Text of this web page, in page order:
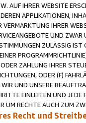
AUF IHRER WEBSITE
APPLIKATIONEN,
VERMARKTUNG IHRER
UND
ZULÄSSIG IST
ZAHLUNG IHRER
ODER (F)
UND UNSERE
EINLEITEN UND
UM RECHTE AUCH ZUM
Recht und